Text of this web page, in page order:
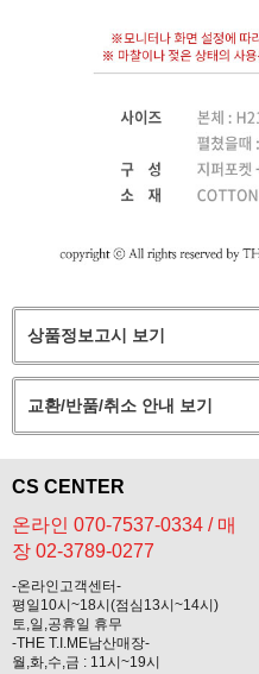
상품정보고시 보기
교환/반품/취소 안내 보기
CS CENTER
온라인 070-7537-0334 / 매
장 02-3789-0277
-온라인고객센터-
평일10시~18시(점심13시~14시)
토,일,공휴일 휴무
-THE T.I.ME남산매장-
월,화,수,금 : 11시~19시